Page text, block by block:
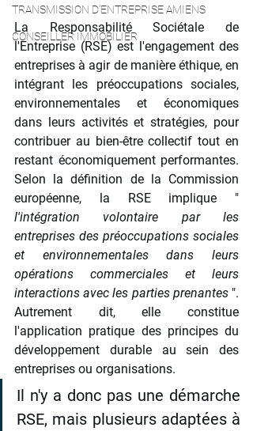
TRANSMISSION D'ENTREPRISE AMIENS
CONSEILLER IMMOBILIER
La Responsabilité Sociétale de
l'Entreprise (RSE) est l'engagement des
entreprises à agir de manière éthique, en
intégrant les préoccupations sociales,
environnementales et économiques
dans leurs activités et stratégies, pour
contribuer au bien-être collectif tout en
restant économiquement performantes.
Selon la définition de la Commission
européenne, la RSE implique "
l'intégration volontaire par les
entreprises des préoccupations sociales
et environnementales dans leurs
opérations commerciales et leurs
interactions avec les parties prenantes ".
Autrement dit, elle constitue
l'application pratique des principes du
développement durable au sein des
entreprises ou organisations.
Il n'y a donc pas une démarche
RSE, mais plusieurs adaptées à